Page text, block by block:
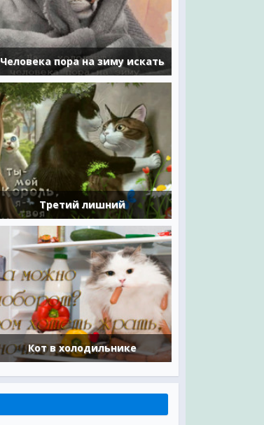
Человека пора на зиму искать
Третий лишний
Кот в холодильнике